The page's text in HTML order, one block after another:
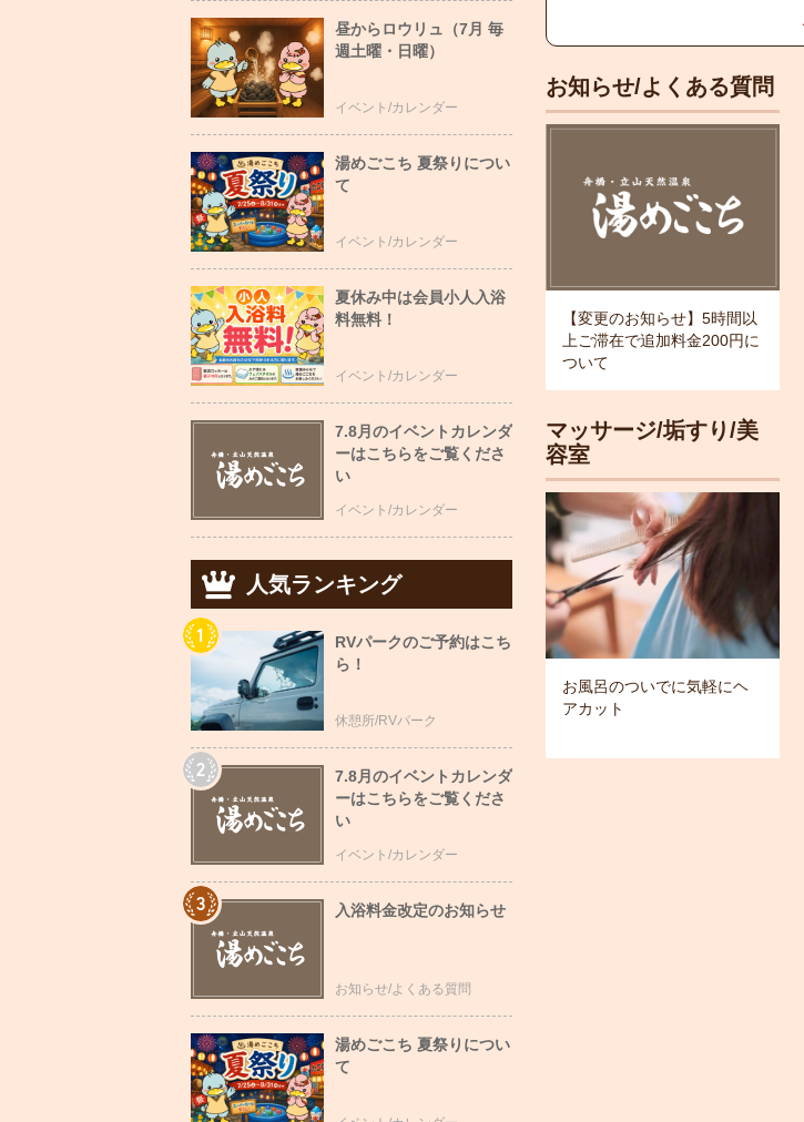
お知らせ/よくある質問
【変更のお知らせ】5時間以
上ご滞在で追加料金200円に
ついて
マッサージ/垢すり/美
容室
お風呂のついでに気軽にヘ
アカット
昼からロウリュ（7月 毎
週土曜・日曜）
イベント/カレンダー
湯めごこち 夏祭りについ
て
イベント/カレンダー
夏休み中は会員小人入浴
料無料！
イベント/カレンダー
7.8月のイベントカレンダ
ーはこちらをご覧くださ
い
イベント/カレンダー
人気ランキング
RVパークのご予約はこち
ら！
休憩所/RVパーク
7.8月のイベントカレンダ
ーはこちらをご覧くださ
い
イベント/カレンダー
入浴料金改定のお知らせ
お知らせ/よくある質問
湯めごこち 夏祭りについ
て